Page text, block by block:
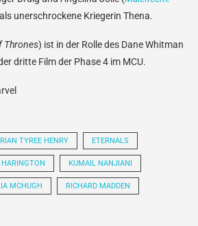
unerschrockene Kriegerin Thena.
Thrones) ist in der Rolle des Dane Whitman
dritte Film der Phase 4 im MCU.
TYREE HENRY ETERNALS
HARINGTON KUMAIL NANJIANI
MCHUGH RICHARD MADDEN